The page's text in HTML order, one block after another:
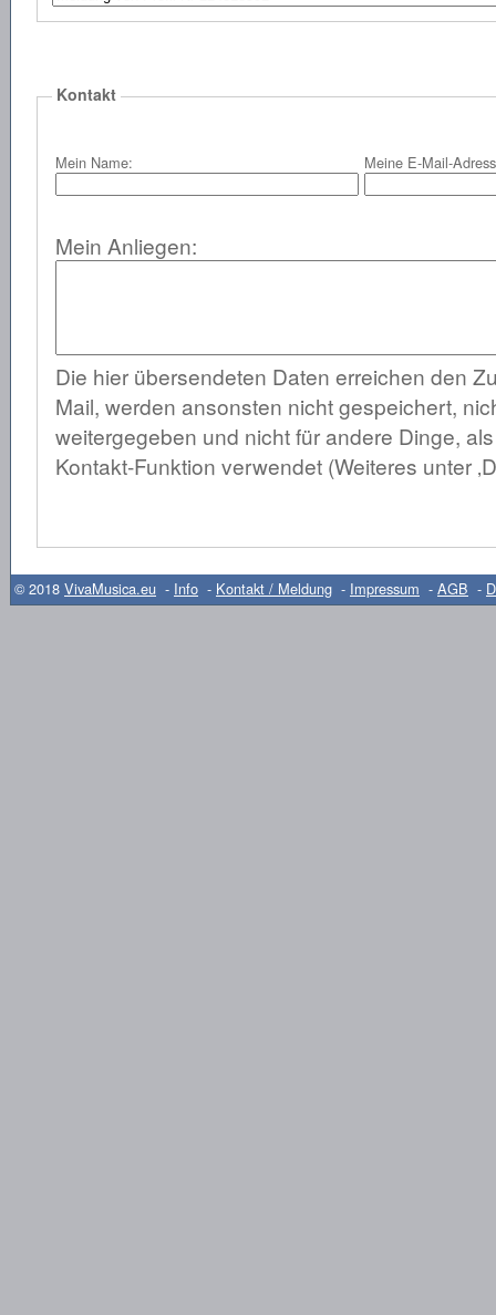
Kontakt
Mein Name: Meine E-Mail-
Mein Anliegen:
Die hier übersendeten Daten erreichen den
Mail, werden ansonsten nicht gespeichert,
weitergegeben und nicht für andere Dinge,
Kontakt-Funktion verwendet (Weiteres unter
© 2018 VivaMusica.eu - Info - Kontakt / Meldung - Impressum - AGB -